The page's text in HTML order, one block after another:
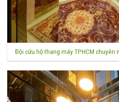
Đội cứu hộ thang máy TPHCM chuyên